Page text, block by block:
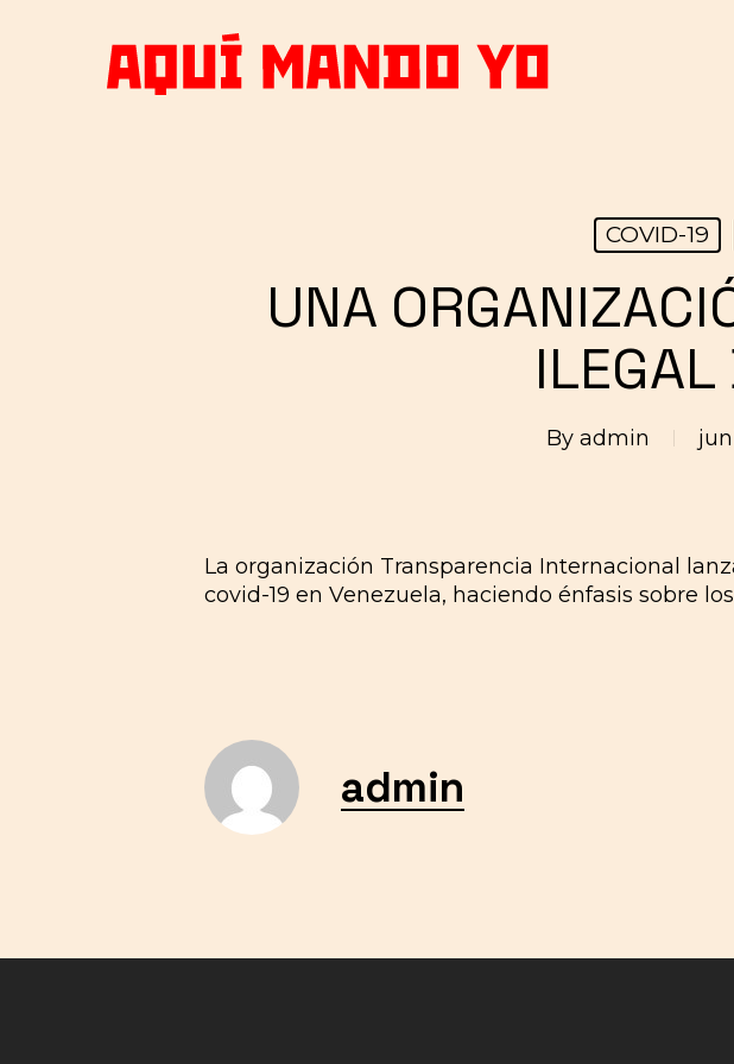
COVID-19
UNA
By admin
La organización Transparencia Internacional
covid-19 en Venezuela, haciendo énfasis sobre
admin